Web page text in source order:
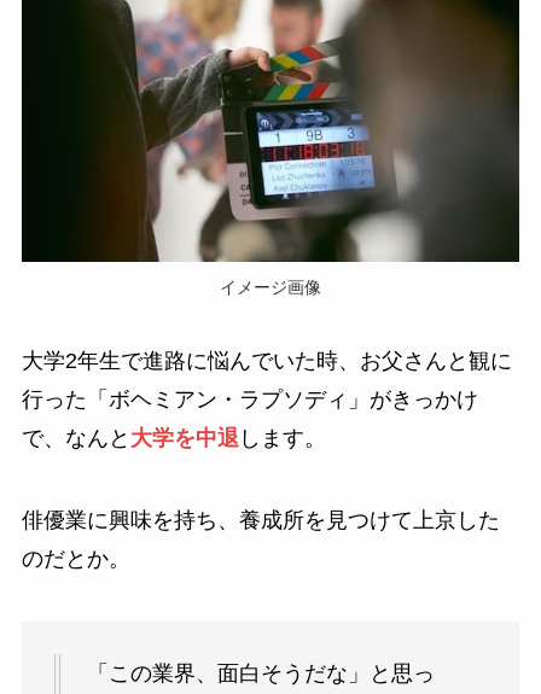
イメージ画像
大学2年生で進路に悩んでいた時、お父さんと観に
行った「ボヘミアン・ラプソディ」がきっかけ
で、なんと 大学を中退します。
俳優業に興味を持ち、養成所を見つけて上京した
のだとか。
「この業界、面白そうだな」と思っ